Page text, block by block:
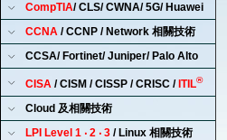
CompTIA/ CLS/ CWNA/ 5G/ Huawei
CCNA / CCNP / Network 相關技術
CCSA/ Fortinet/ Juniper/ Palo Alto
CISA / CISM / CISSP / CRISC / ITIL®
Cloud 及相關技術
LPI Level 1 ‧ 2 ‧ 3 / Linux 相關技術